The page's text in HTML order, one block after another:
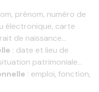
prénom, numéro de
électronique, carte
de naissance…
: date et lieu de
patrimoniale…
: emploi, fonction,